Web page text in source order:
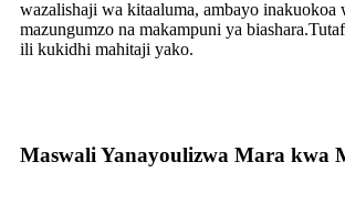
wazalishaji wa kitaaluma, ambayo inakuokoa
mazungumzo na makampuni ya
ili kukidhi mahitaji yako.
Maswali Yanayoulizwa Mara kwa